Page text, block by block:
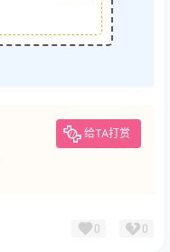
给TA打赏
0 0